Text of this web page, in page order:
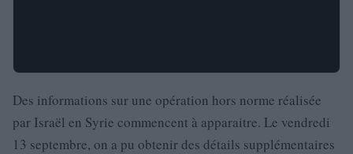
Des informations sur une opération hors norme réalisée
par Israël en Syrie commencent à apparaitre. Le vendredi
13 septembre, on a pu obtenir des détails supplémentaires